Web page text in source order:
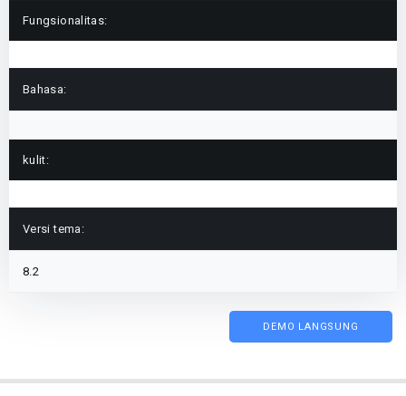
Fungsionalitas:
Bahasa:
kulit:
Versi tema:
8.2
DEMO LANGSUNG